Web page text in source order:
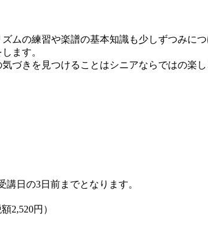
ムの練習や楽譜の基本知識も少しずつみに
ます。
づきを見つけることはシニアならではの楽し
日の3日前までとなります。
2,520円）